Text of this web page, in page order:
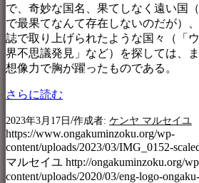
で、奇妙な国名、果てしなく遠い国
で最果てなんて存在しないのだが）
誌で取り上げられたような国々（「
界不思議発見」など）を探しては、
想像力で胸が躍ったものである。
さらに読む
2023年3月17日 /作成者: ケンヤ マルセイユ
https://www.ongakuminzoku.org/wp-
content/uploads/2023/03/IMG_0152-
マルセイユ http://ongakuminzoku.org/
content/uploads/2020/03/eng-logo-